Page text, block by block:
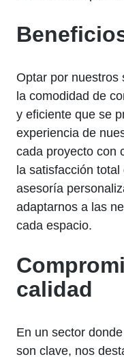
Optar por nuestros
la comodidad de
y eficiente que se
experiencia de
cada proyecto con
la satisfacción
asesoría
adaptarnos a las
cada espacio.
calidad
En un sector
son clave, nos